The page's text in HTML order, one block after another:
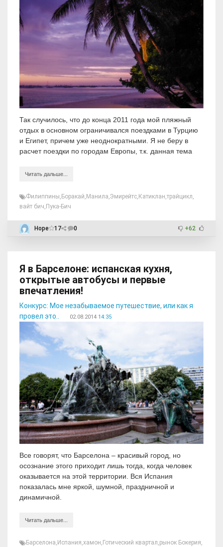
Так случилось, что до конца 2011 года мой пляжный
отдых в основном ограничивался поездками в Турцию
и Египет, причем уже неоднократными. Я не беру в
расчет поездки по городам Европы, т.к. данная тема
Читать дальше...
Филиппины, Боракай, Манила,Эмирейтс, Катиклан,трайцикл,
вайт бич, Пука-Бич
Hope 17 0 +62
Я в Барселоне: испанская кухня,
открытые автобусы и первые
впечатления!
Конкурс: Мое незабываемое путешествие, или как я
провел это..
02.08.2014 14:35
Все говорят, что Барселона – красивый город, но
осознание этого приходит лишь тогда, когда человек
оказывается на этой территории. Вся Испания
показалась мне яркой, шумной, праздничной и
динамичной.
Читать дальше...
Барселона Испания хамон Готический квартал рынок Бокерия